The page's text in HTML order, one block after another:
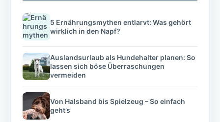
5 Ernährungsmythen entlarvt: Was gehört
wirklich in den Napf?
Auslandsurlaub als Hundehalter planen: So
lassen sich böse Überraschungen
vermeiden
Von Halsband bis Spielzeug – So einfach
geht’s